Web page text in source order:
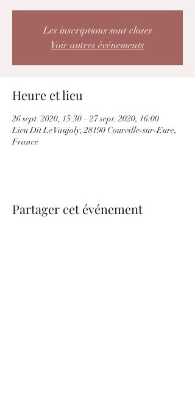
Les inscriptions sont closes
Voir autres événements
Heure et lieu
26 sept. 2020, 15:30 – 27 sept. 2020, 16:00
Lieu Dit Le Vaujoly, 28190 Courville-sur-Eure,
France
Partager cet événement